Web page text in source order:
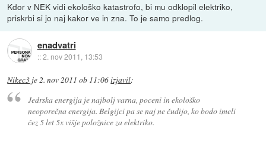
Kdor v NEK vidi ekološko katastrofo, bi mu odklopil elektriko,
priskrbi si jo naj kakor ve in zna. To je samo predlog.
enadvatri
::2. nov 2011, 13:53
Nikec3 je2. nov 2011 ob 11:06izjavil:
Jedrska energija je najbolj varna, poceni in ekološko
neoporečna energija. Belgijci pa se naj ne čudijo, ko bodo imeli
čez 5 let 5x višje položnice za elektriko.